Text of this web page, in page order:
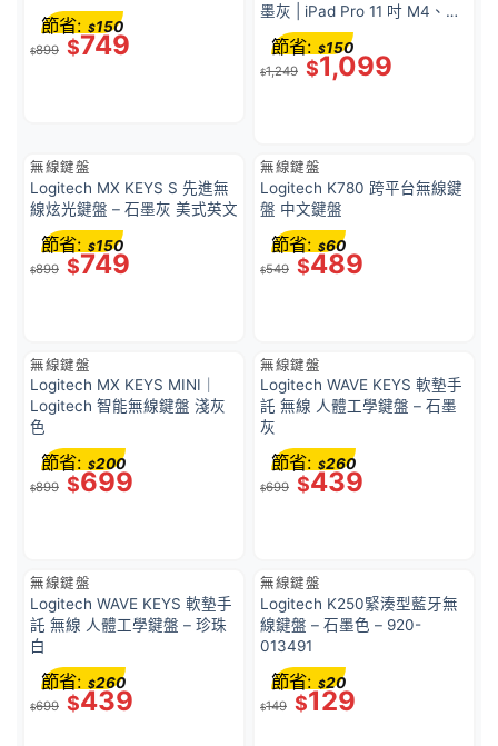
$899 $749
節省: $150
墨灰 | iPad Pro 11 吋 M4、
iPad Air 11 吋 M2 M3、iPad
Air 第5代 – 920-013409
$1,249 $1,099
節省: $150
無線鍵盤
Logitech MX KEYS S 先進無
線炫光鍵盤 – 石墨灰 美式英文
$899 $749
節省: $150
無線鍵盤
Logitech K780 跨平台無線鍵
盤 中文鍵盤
$549 $489
節省: $60
無線鍵盤
Logitech MX KEYS MINI｜
Logitech 智能無線鍵盤 淺灰
色
$899 $699
節省: $200
無線鍵盤
Logitech WAVE KEYS 軟墊手
託 無線 人體工學鍵盤 – 石墨
灰
$699 $439
節省: $260
無線鍵盤
Logitech WAVE KEYS 軟墊手
託 無線 人體工學鍵盤 – 珍珠
白
$699 $439
節省: $260
無線鍵盤
Logitech K250緊湊型藍牙無
線鍵盤 – 石墨色 – 920-
013491
$149 $129
節省: $20